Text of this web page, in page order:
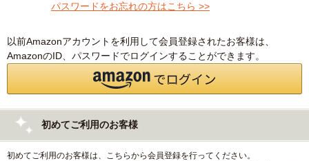
パスワードをお忘れの方はこちら >>
以前Amazonアカウントを利用して会員登録されたお客様は、
AmazonのID、パスワードでログインすることができます。
初めてご利用のお客様
初めてご利用のお客様は、こちらから会員登録を行ってください。